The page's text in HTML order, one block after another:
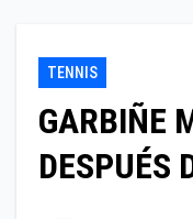
TENNIS
GARBIÑE
DESPUÉS